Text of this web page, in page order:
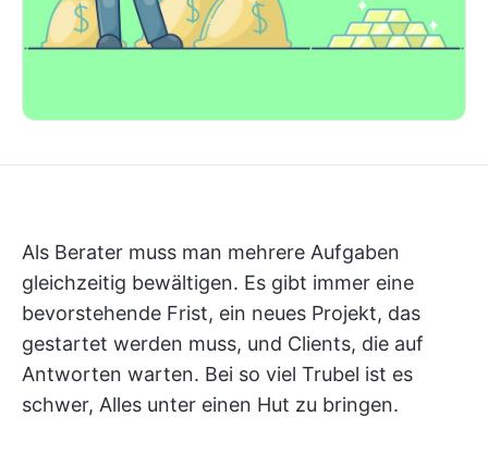
Als Berater muss man mehrere Aufgaben
gleichzeitig bewältigen. Es gibt immer eine
bevorstehende Frist, ein neues Projekt, das
gestartet werden muss, und Clients, die auf
Antworten warten. Bei so viel Trubel ist es
schwer, Alles unter einen Hut zu bringen.